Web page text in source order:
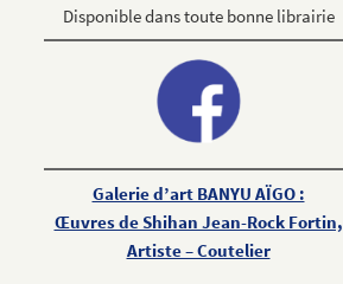
Disponible dans toute bonne librairie
Galerie d’art BANYU AÏGO :
Œuvres de Shihan Jean-Rock Fortin,
Artiste – Coutelier